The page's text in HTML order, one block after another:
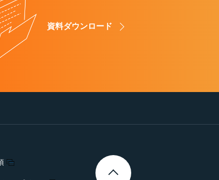
資料ダウンロード